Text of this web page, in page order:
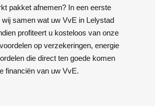
pakket afnemen? In een eerste
samen wat uw VvE in Lelystad
profiteert u kosteloos van onze
op verzekeringen, energie
die direct ten goede komen
financiën van uw VvE.